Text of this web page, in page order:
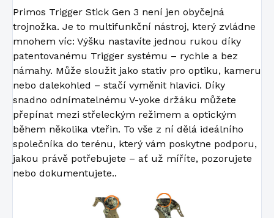
Primos Trigger Stick Gen 3 není jen obyčejná
trojnožka. Je to multifunkční nástroj, který zvládne
mnohem víc: Výšku nastavíte jednou rukou díky
patentovanému Trigger systému – rychle a bez
námahy. Může sloužit jako stativ pro optiku, kameru
nebo dalekohled – stačí vyměnit hlavici. Díky
snadno odnímatelnému V-yoke držáku můžete
přepínat mezi střeleckým režimem a optickým
během několika vteřin. To vše z ní dělá ideálního
společníka do terénu, který vám poskytne podporu,
jakou právě potřebujete – ať už míříte, pozorujete
nebo dokumentujete..